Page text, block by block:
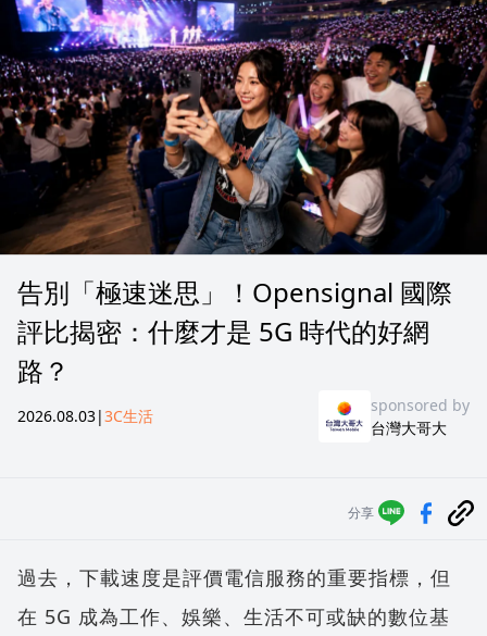
告別「極速迷思」！Opensignal 國際
評比揭密：什麼才是 5G 時代的好網
路？
2026.08.03|3C生活
sponsored by
台灣大哥大
分享
過去，下載速度是評價電信服務的重要指標，但
在 5G 成為工作、娛樂、生活不可或缺的數位基